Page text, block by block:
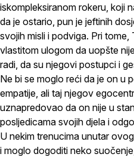
iskompleksiranom rokeru, koji
da je ostario, pun je jeftinih
svojih misli i podviga. Pri tome,
vlastitom ulogom da uopšte
radi, da su njegovi postupci i
Ne bi se moglo reći da je on u
empatije, ali taj njegov
uznapredovao da on nije u
posljedicama svojih djela i
U nekim trenucima unutar
i moglo dogoditi neko